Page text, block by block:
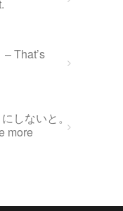
That’s
しないと。
more